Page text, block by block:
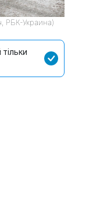
РБК-Украина)